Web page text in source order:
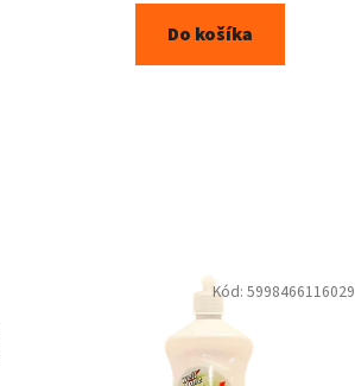
Do košíka
Kód: 5998466116029